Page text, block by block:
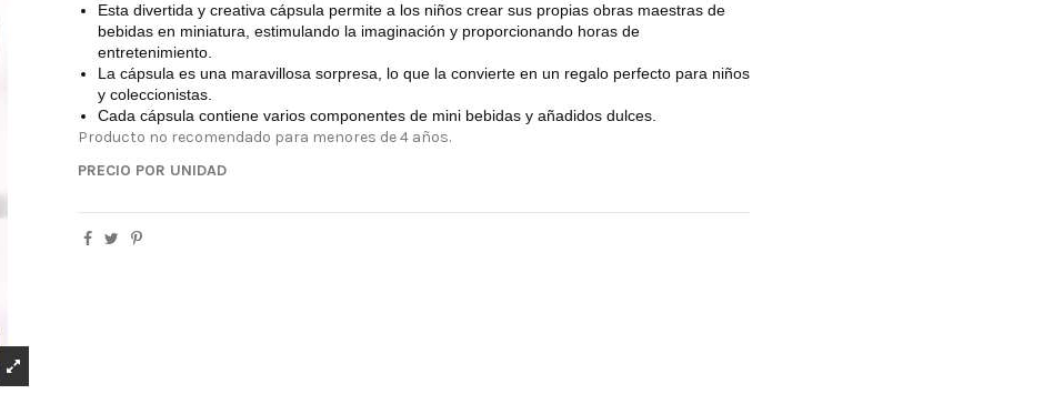
Esta divertida y creativa cápsula permite a los niños crear sus propias obras maestras de
bebidas en miniatura, estimulando la imaginación y proporcionando horas de
entretenimiento.
La cápsula es una maravillosa sorpresa, lo que la convierte en un regalo perfecto para niños
y coleccionistas.
Cada cápsula contiene varios componentes de mini bebidas y añadidos dulces.
Producto no recomendado para menores de 4 años.
PRECIO POR UNIDAD